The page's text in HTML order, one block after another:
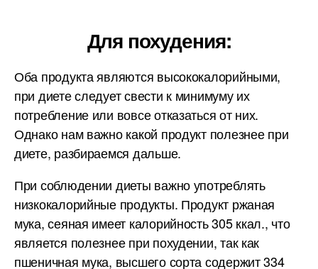
Для похудения:
Оба продукта являются высококалорийными,
при диете следует свести к минимуму их
потребление или вовсе отказаться от них.
Однако нам важно какой продукт полезнее при
диете, разбираемся дальше.
При соблюдении диеты важно употреблять
низкокалорийные продукты. Продукт ржаная
мука, сеяная имеет калорийность 305 ккал., что
является полезнее при похудении, так как
пшеничная мука, высшего сорта содержит 334